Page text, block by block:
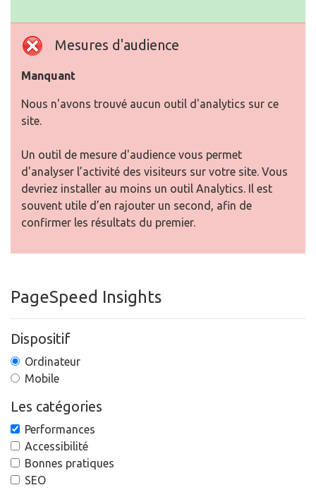
Mesures d'audience
Manquant
Nous n'avons trouvé aucun outil d'analytics sur ce
site.
Un outil de mesure d'audience vous permet
d'analyser l’activité des visiteurs sur votre site. Vous
devriez installer au moins un outil Analytics. Il est
souvent utile d’en rajouter un second, afin de
confirmer les résultats du premier.
PageSpeed Insights
Dispositif
Ordinateur
Mobile
Les catégories
Performances
Accessibilité
Bonnes pratiques
SEO